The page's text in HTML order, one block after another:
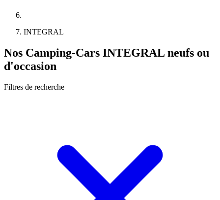
INTEGRAL
Nos Camping-Cars INTEGRAL neufs ou
d'occasion
Filtres de recherche